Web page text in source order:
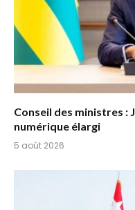
Conseil des ministres :
numérique élargi
5 août 2026